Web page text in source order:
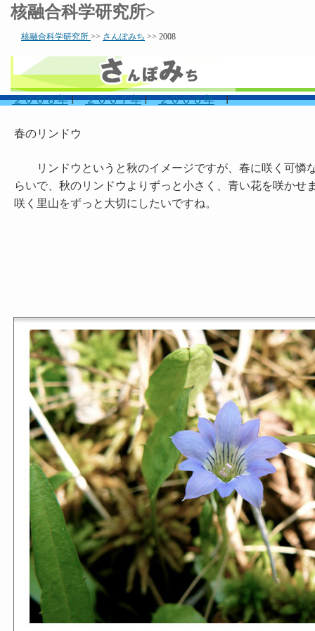
核融合科学研究所>
核融合科学研究所 >> さんぽみち >> 2008
２００８年l２００７年l２００６年l
春のリンドウ
リンドウというと秋のイメージですが、春に咲く可憐
らいで、秋のリンドウよりずっと小さく、青い花を咲か
咲く里山をずっと大切にしたいですね。